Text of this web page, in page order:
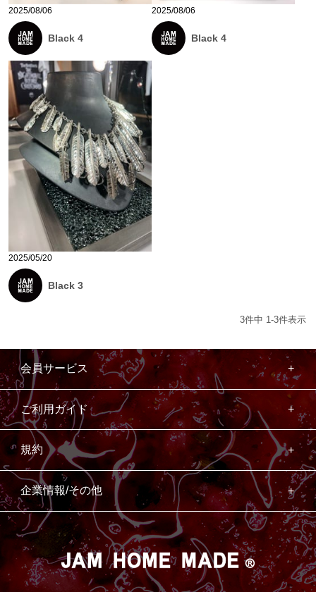
2025/08/06
Black 4
2025/08/06
Black 4
2025/05/20
Black 3
3件中 1 -3件表示
会員サービス
ご利用ガイド
規約
企業情報/その他